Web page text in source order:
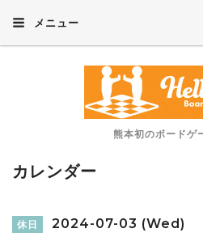
メニュー
熊本初のボードゲ
カレンダー
休日 2024-07-03 (Wed)